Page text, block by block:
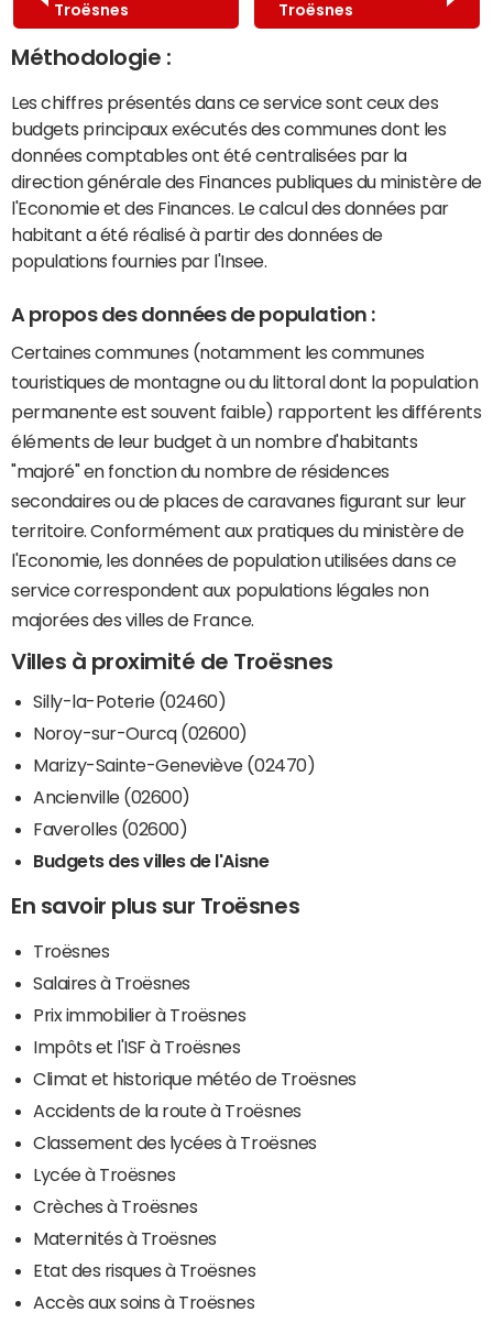
Troësnes
Troësnes
Méthodologie :
Les chiffres présentés dans ce service sont ceux des
budgets principaux exécutés des communes dont les
données comptables ont été centralisées par la
direction générale des Finances publiques du ministère de
l'Economie et des Finances. Le calcul des données par
habitant a été réalisé à partir des données de
populations fournies par l'Insee.
A propos des données de population :
Certaines communes (notamment les communes
touristiques de montagne ou du littoral dont la population
permanente est souvent faible) rapportent les différents
éléments de leur budget à un nombre d'habitants
"majoré" en fonction du nombre de résidences
secondaires ou de places de caravanes figurant sur leur
territoire. Conformément aux pratiques du ministère de
l'Economie, les données de population utilisées dans ce
service correspondent aux populations légales non
majorées des villes de France.
Villes à proximité de Troësnes
Silly-la-Poterie (02460)
Noroy-sur-Ourcq (02600)
Marizy-Sainte-Geneviève (02470)
Ancienville (02600)
Faverolles (02600)
Budgets des villes de l'Aisne
En savoir plus sur Troësnes
Troësnes
Salaires à Troësnes
Prix immobilier à Troësnes
Impôts et l'ISF à Troësnes
Climat et historique météo de Troësnes
Accidents de la route à Troësnes
Classement des lycées à Troësnes
Lycée à Troësnes
Crèches à Troësnes
Maternités à Troësnes
Etat des risques à Troësnes
Accès aux soins à Troësnes